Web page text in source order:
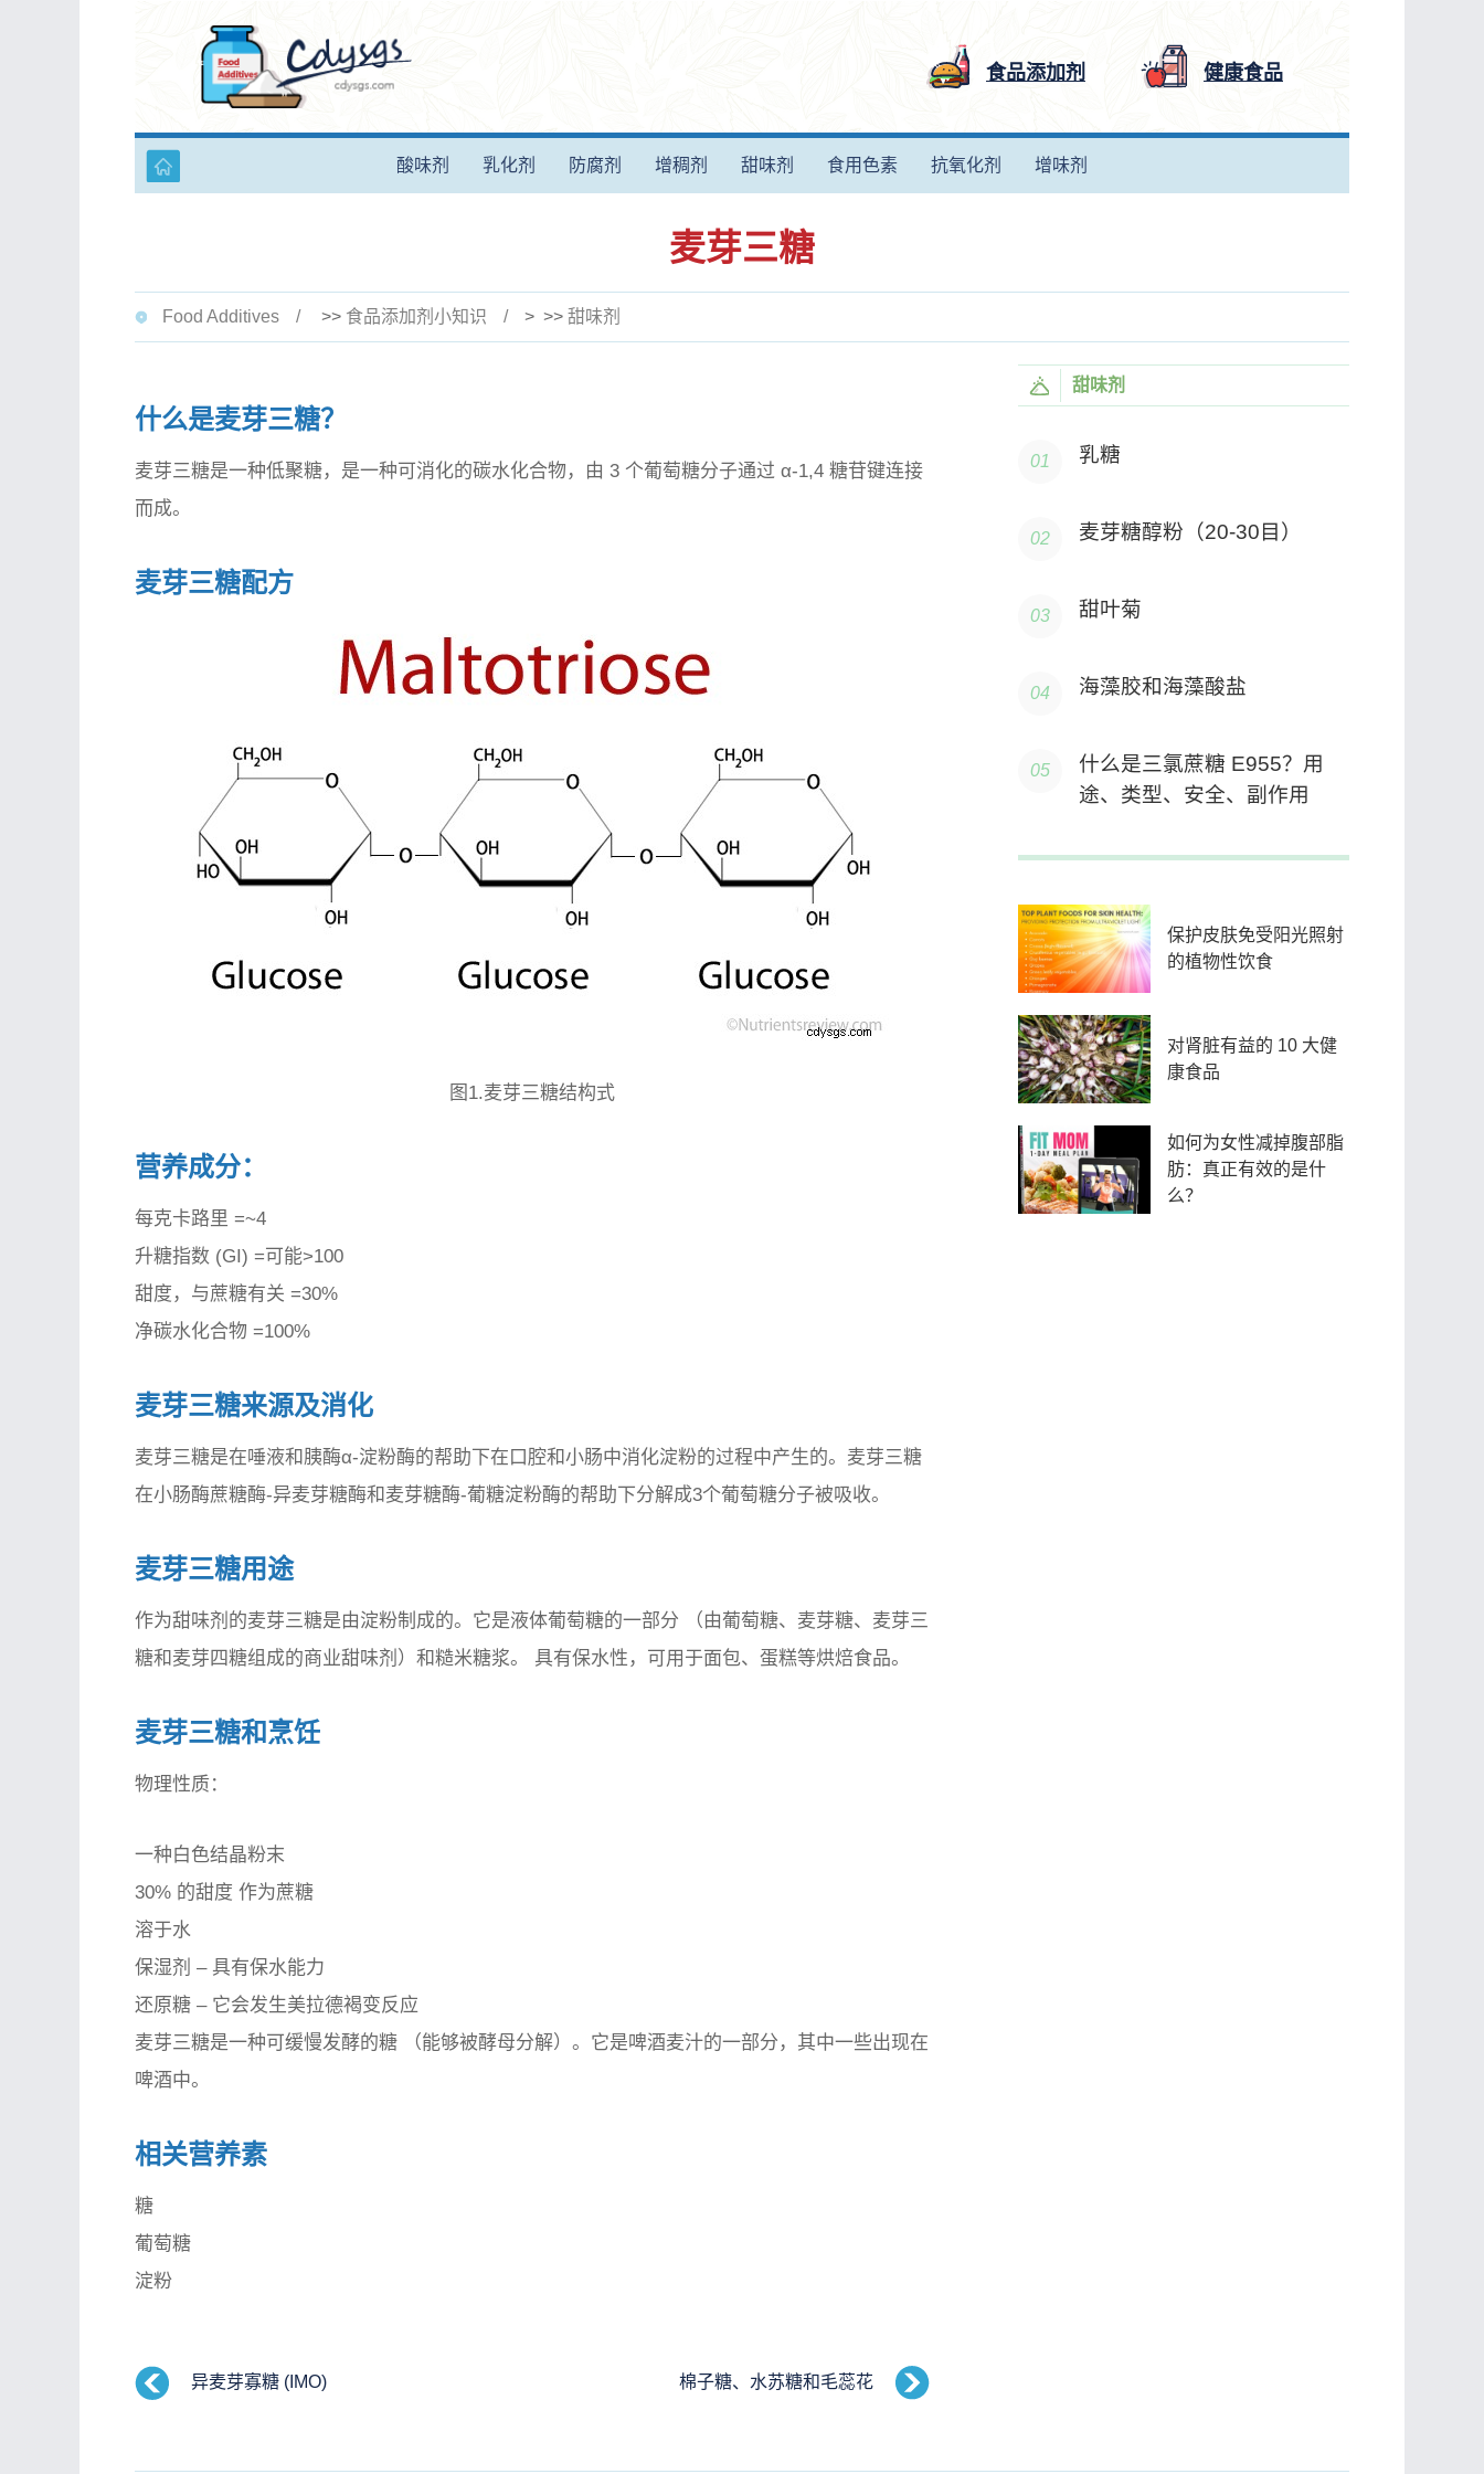
食品添加剂 健康食品
酸味剂 乳化剂 防腐剂 增稠剂 甜味剂 食用色素 抗氧化剂 增味剂
麦芽三糖
Food Additives >> 食品添加剂小知识 > >> 甜味剂
什么是麦芽三糖？
麦芽三糖是一种低聚糖，是一种可消化的碳水化合物，由 3 个葡萄糖分子通过 α-1,4 糖苷键连接
而成。
麦芽三糖配方
图1.麦芽三糖结构式
营养成分：
每克卡路里 =~4
升糖指数 (GI) =可能>100
甜度，与蔗糖有关 =30%
净碳水化合物 =100%
麦芽三糖来源及消化
麦芽三糖是在唾液和胰酶α-淀粉酶的帮助下在口腔和小肠中消化淀粉的过程中产生的。麦芽三糖
在小肠酶蔗糖酶-异麦芽糖酶和麦芽糖酶-葡糖淀粉酶的帮助下分解成3个葡萄糖分子被吸收。
麦芽三糖用途
作为甜味剂的麦芽三糖是由淀粉制成的。它是液体葡萄糖的一部分 （由葡萄糖、麦芽糖、麦芽三
糖和麦芽四糖组成的商业甜味剂）和糙米糖浆。 具有保水性，可用于面包、蛋糕等烘焙食品。
麦芽三糖和烹饪
物理性质：
一种白色结晶粉末
30% 的甜度 作为蔗糖
溶于水
保湿剂 – 具有保水能力
还原糖 – 它会发生美拉德褐变反应
麦芽三糖是一种可缓慢发酵的糖 （能够被酵母分解）。它是啤酒麦汁的一部分，其中一些出现在
啤酒中。
相关营养素
糖
葡萄糖
淀粉
异麦芽寡糖 (IMO) 棉子糖、水苏糖和毛蕊花
甜味剂
乳糖
麦芽糖醇粉（20-30目）
甜叶菊
海藻胶和海藻酸盐
什么是三氯蔗糖 E955？用
途、类型、安全、副作用
保护皮肤免受阳光照射
的植物性饮食
对肾脏有益的 10 大健
康食品
如何为女性减掉腹部脂
肪：真正有效的是什
么？